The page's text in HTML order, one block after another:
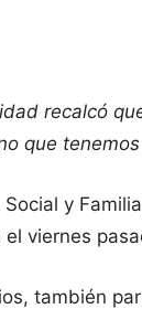
recalcó
que
y
viernes
también